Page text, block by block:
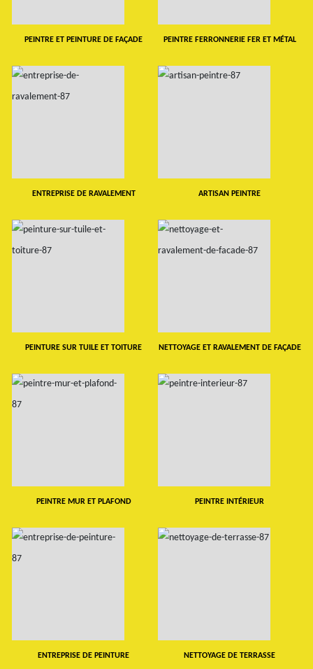
PEINTRE ET PEINTURE DE FAÇADE PEINTRE FERRONNERIE FER ET MÉTAL
ENTREPRISE DE RAVALEMENT ARTISAN PEINTRE
PEINTURE SUR TUILE ET TOITURE NETTOYAGE ET RAVALEMENT DE FAÇADE
PEINTRE MUR ET PLAFOND PEINTRE INTÉRIEUR
ENTREPRISE DE PEINTURE NETTOYAGE DE TERRASSE